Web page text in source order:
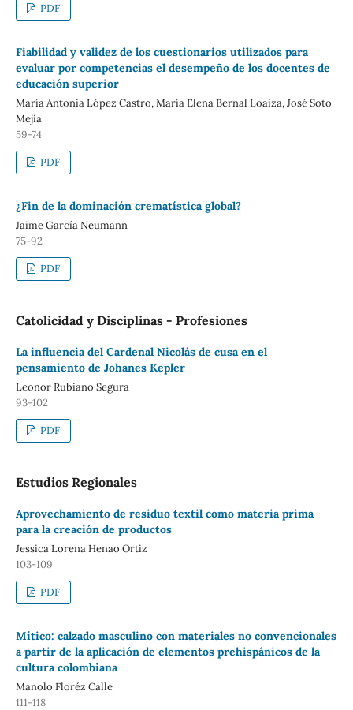
PDF
Fiabilidad y validez de los cuestionarios utilizados para
evaluar por competencias el desempeño de los docentes de
educación superior
María Antonia López Castro, María Elena Bernal Loaiza, José Soto
Mejía
59-74
PDF
¿Fin de la dominación crematística global?
Jaime García Neumann
75-92
PDF
Catolicidad y Disciplinas - Profesiones
La influencia del Cardenal Nicolás de cusa en el
pensamiento de Johanes Kepler
Leonor Rubiano Segura
93-102
PDF
Estudios Regionales
Aprovechamiento de residuo textil como materia prima
para la creación de productos
Jessica Lorena Henao Ortiz
103-109
PDF
Mítico: calzado masculino con materiales no convencionales
a partir de la aplicación de elementos prehispánicos de la
cultura colombiana
Manolo Floréz Calle
111-118